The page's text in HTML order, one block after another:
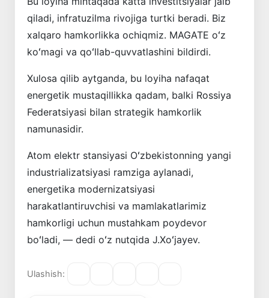
qiladi, infratuzilma rivojiga turtki beradi. Biz
xalqaro hamkorlikka ochiqmiz. MAGATE oʻz
koʻmagi va qoʻllab-quvvatlashini bildirdi.
Xulosa qilib aytganda, bu loyiha nafaqat
energetik mustaqillikka qadam, balki Rossiya
Federatsiyasi bilan strategik hamkorlik
namunasidir.
Atom elektr stansiyasi Oʻzbekistonning yangi
industrializatsiyasi ramziga aylanadi,
energetika modernizatsiyasi
harakatlantiruvchisi va mamlakatlarimiz
hamkorligi uchun mustahkam poydevor
boʻladi, — dedi oʻz nutqida J.Xoʻjayev.
Ulashish: